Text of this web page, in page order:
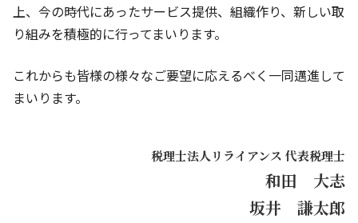
上、今の時代にあったサービス提供、組織作り、新しい取
り組みを積極的に行ってまいります。
これからも皆様の様々なご要望に応えるべく一同邁進して
まいります。
税理士法人リライアンス 代表税理士
和田 大志
坂井 謙太郎